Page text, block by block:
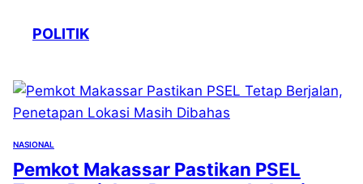
POLITIK
NASIONAL
Pemkot Makassar Pastikan PSEL